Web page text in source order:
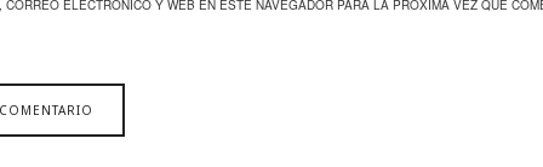
CORREO ELECTRÓNICO Y WEB EN ESTE NAVEGADOR PARA LA PRÓXIMA VEZ QUE